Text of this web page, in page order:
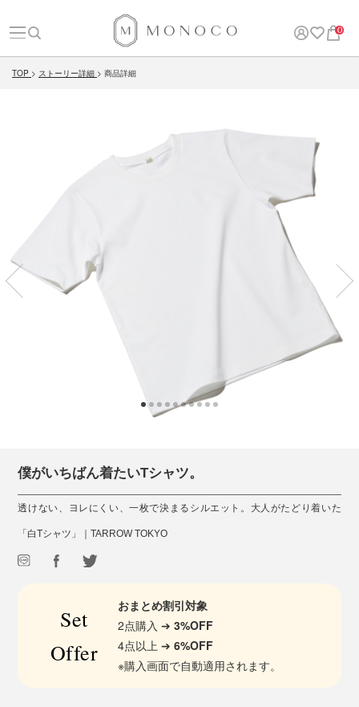
0
TOP ストーリー詳細 商品詳細
僕がいちばん着たいTシャツ。
透けない、ヨレにくい、一枚で決まるシルエット。大人がたどり着いた
「白Tシャツ」｜TARROW TOKYO
Set
Offer
おまとめ割引対象
2点購入 ➔3%OFF
4点以上 ➔6%OFF
※購入画面で自動適用されます。